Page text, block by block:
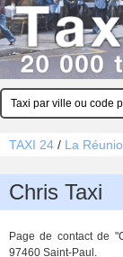
TAXI 24 / La
Chris Taxi
Page de contact de
97460 Saint-Paul.